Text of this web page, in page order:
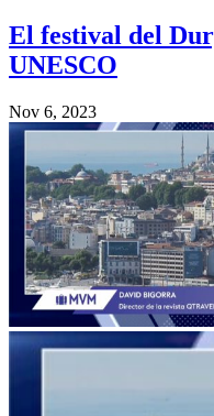
El festival del
UNESCO
Nov 6, 2023